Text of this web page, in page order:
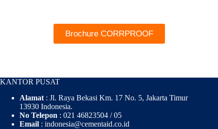
Brochure CORRPROOF
KANTOR PUSAT
Alamat : Jl. Raya Bekasi Km. 17 No. 5, Jakarta Timur
13930 Indonesia.
No Telepon : 021 46823504 / 05
Email : indonesia@cementaid.co.id